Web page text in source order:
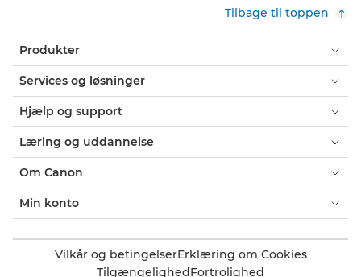
Tilbage til toppen
Produkter
Services og løsninger
Hjælp og support
Læring og uddannelse
Om Canon
Min konto
Vilkår og betingelserErklæring om Cookies
TilgængelighedFortrolighed